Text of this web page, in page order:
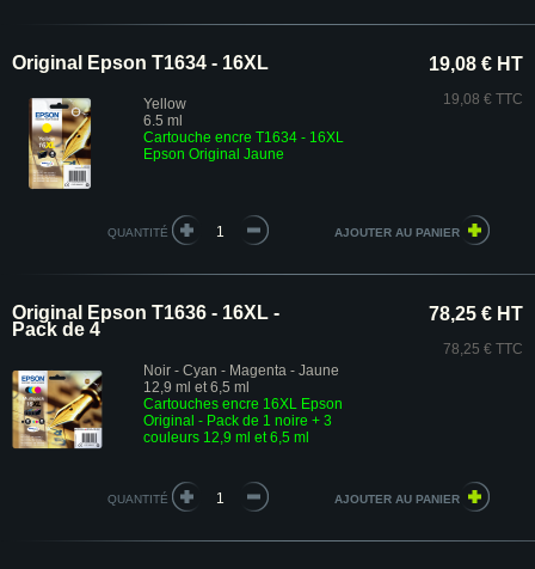
Original Epson T1634 - 16XL
Yellow
6.5 ml
Cartouche encre T1634 - 16XL
Epson Original Jaune
19,08 € HT
19,08 € TTC
QUANTITÉ
Original Epson T1636 - 16XL -
Pack de 4
Noir - Cyan - Magenta - Jaune
12,9 ml et 6,5 ml
Cartouches encre 16XL Epson
Original - Pack de 1 noire + 3
couleurs 12,9 ml et 6,5 ml
78,25 € HT
78,25 € TTC
QUANTITÉ